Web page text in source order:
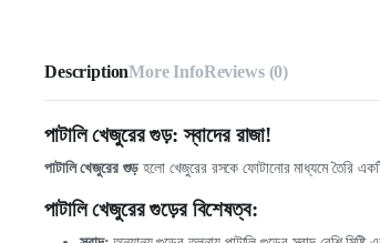
DescriptionMore InfoReviews (0)
পাটালি খেজুরের গুড়: স্বাদের রাজা!
পাটালি খেজুরের গুড় হলো খেজুরের রসকে ফোটানোর মাধ্যমে তৈরি
পাটালি খেজুরের গুড়ের বিশেষত্ব: